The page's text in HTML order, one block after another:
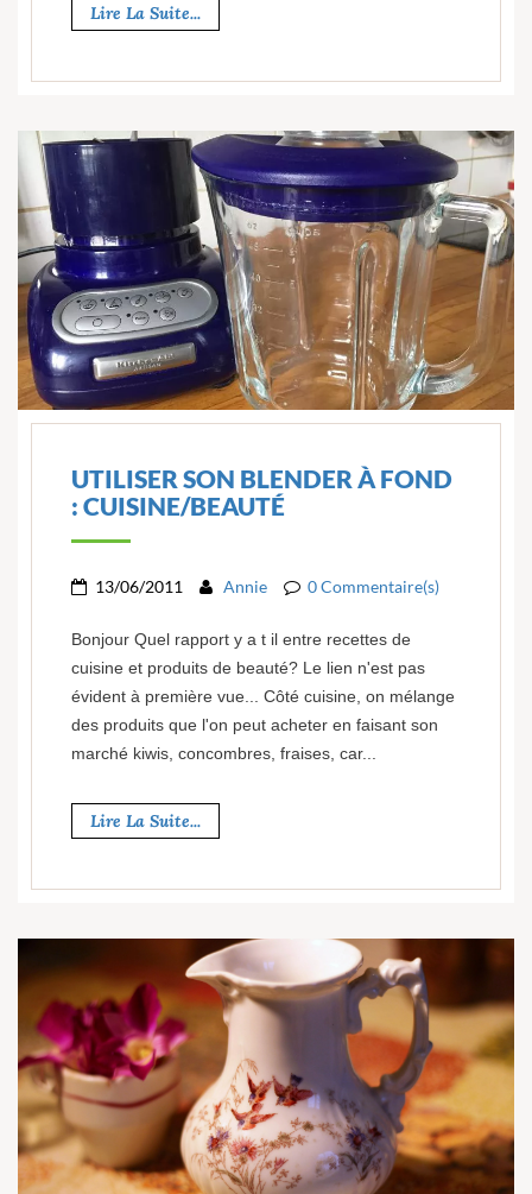
Lire La Suite...
UTILISER SON BLENDER À FOND
: CUISINE/BEAUTÉ
13/06/2011 Annie 0 Commentaire(s)
Bonjour Quel rapport y a t il entre recettes de
cuisine et produits de beauté? Le lien n'est pas
évident à première vue... Côté cuisine, on mélange
des produits que l'on peut acheter en faisant son
marché kiwis, concombres, fraises, car...
Lire La Suite...